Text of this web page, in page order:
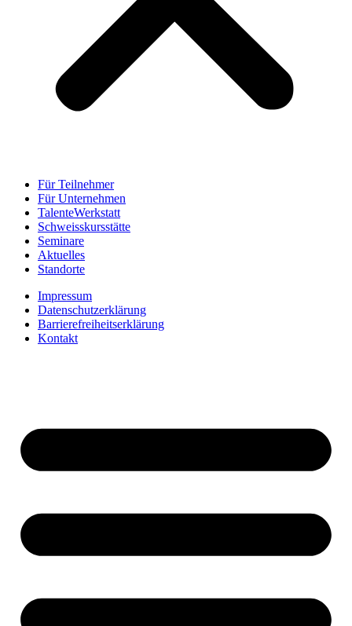
Für Teilnehmer
Für Unternehmen
TalenteWerkstatt
Schweisskursstätte
Seminare
Aktuelles
Standorte
Impressum
Datenschutzerklärung
Barrierefreiheitserklärung
Kontakt